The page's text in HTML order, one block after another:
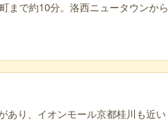
まで約10分。洛西ニュータウンから
あり、イオンモール京都桂川も近い